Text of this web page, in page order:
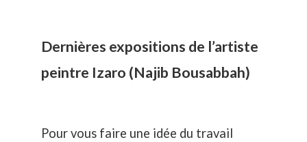
Dernières expositions de l’artiste
peintre Izaro (Najib Bousabbah)
Pour vous faire une idée du travail